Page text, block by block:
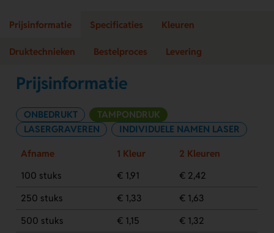
Prijsinformatie Specificaties Kleuren
Druktechnieken Bestelproces Levering
Prijsinformatie
ONBEDRUKT
TAMPONDRUK
LASERGRAVEREN
INDIVIDUELE NAMEN LASER
Afname 1 Kleur
2 Kleuren
100 stuks
€ 1,91
€ 2,42
250 stuks
€ 1,33
€ 1,63
500 stuks
€ 1,15
€ 1,32